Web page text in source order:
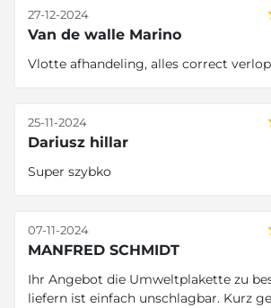
Van de walle Marino
27-12-2024
Vlotte afhandeling, alles correct
Dariusz hillar
25-11-2024
Super szybko
MANFRED SCHMIDT
07-11-2024
Ihr Angebot die Umweltplakette zu
liefern ist einfach unschlagbar. Kurz